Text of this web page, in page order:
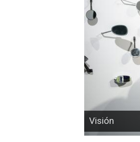
Visión